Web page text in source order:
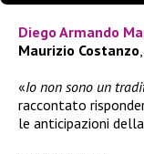
Diego Armando
Maurizio Costanzo
«Io non sono un
raccontato
le anticipazioni